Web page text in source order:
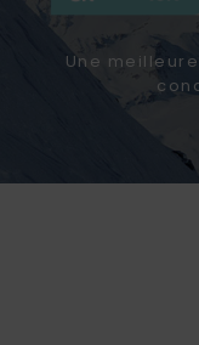
Une